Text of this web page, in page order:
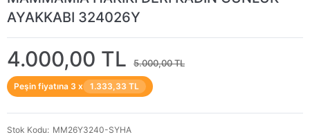
AYAKKABI 324026Y
4.000,00 TL 5.000,00 TL
Peşin fiyatına 3 x 1.333,33 TL
Stok Kodu
MM26Y3240-SYHA